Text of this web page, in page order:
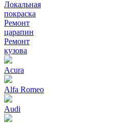
Локальная
покраска
Ремонт
царапин
Ремонт
кузова
Acura
Alfa Romeo
Audi